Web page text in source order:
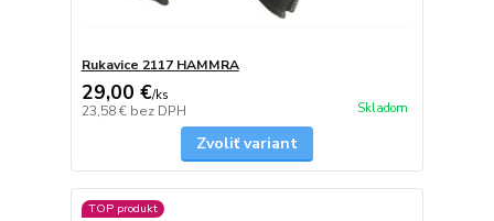
Rukavice 2117 HAMMRA
29,00 €/ks
23,58 € bez DPH Skladom
Zvoliť variant
TOP produkt